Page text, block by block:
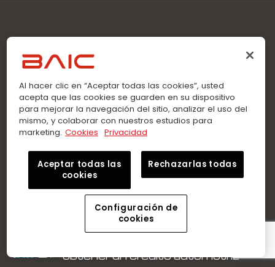
Sobre Nosotros
En BAIC Ecuador encuentra el sedán o SUV que buscas.
Llévate tu auto con Crédito Directo. Garantía de fábrica.
Talleres especializados y repuestos genuinos.
Última entrada
obtener un crédito automotriz
Al hacer clic en “Aceptar todas las cookies”, usted
acepta que las cookies se guarden en su dispositivo
para mejorar la navegación del sitio, analizar el uso del
mismo, y colaborar con nuestros estudios para
marketing. Cookies Privacidad
Aceptar todas las
cookies
Rechazarlas todas
Configuración de
cookies